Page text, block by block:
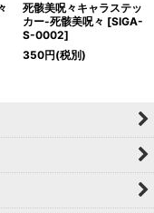
死骸美呪々キャラステッ
カー-死骸美呪々 [SIGA-
S-0002]
350円(税別)